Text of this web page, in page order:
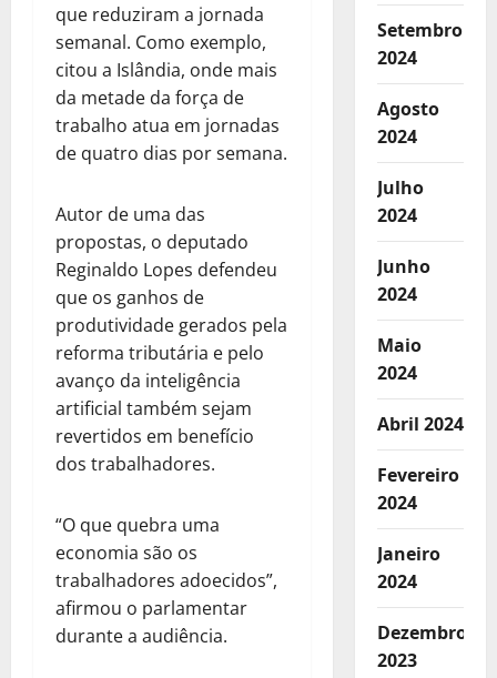
que reduziram a jornada
semanal. Como exemplo,
citou a Islândia, onde mais
da metade da força de
trabalho atua em jornadas
de quatro dias por semana.
Autor de uma das
propostas, o deputado
Reginaldo Lopes defendeu
que os ganhos de
produtividade gerados pela
reforma tributária e pelo
avanço da inteligência
artificial também sejam
revertidos em benefício
dos trabalhadores.
“O que quebra uma
economia são os
trabalhadores adoecidos”,
afirmou o parlamentar
durante a audiência.
Setembro
2024
Agosto
2024
Julho
2024
Junho
2024
Maio
2024
Abril 2024
Fevereiro
2024
Janeiro
2024
Dezembro
2023